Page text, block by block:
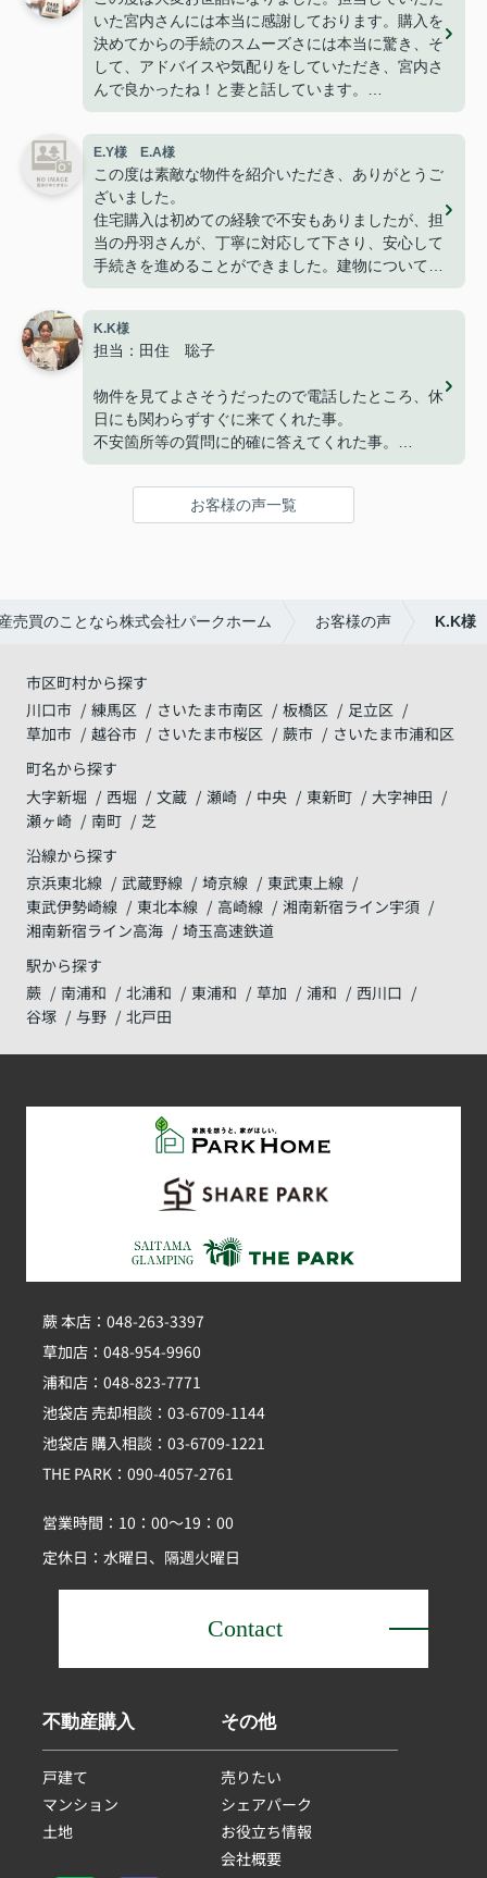
いた宮内さんには本当に感謝しております。購入を
決めてからの手続のスムーズさには本当に驚き、そ
して、アドバイスや気配りをしていただき、宮内さ
んで良かったね！と妻と話しています。
今は無事に引越しも終わり、快適に過ごせて楽しく
暮らせております。
こうして、なにもトラブルや問題も無くここまで家
探しが出来た事はパークホームさんのおかげだと思
っております。
ありがとうございました。
E.Y様 E.A様
この度は素敵な物件を紹介いただき、ありがとうご
ざいました。
住宅購入は初めての経験で不安もありましたが、担
当の丹羽さんが、丁寧に対応して下さり、安心して
手続きを進めることができました。建物についても
満足しており、家族で新しい生活を始めることを楽
しみにしています。
改めて、ありがとうございました。
K.K様
担当：田住 聡子
物件を見てよさそうだったので電話したところ、休
日にも関わらずすぐに来てくれた事。
不安箇所等の質問に的確に答えてくれた事。
仮契約の電子承認につまづいたが、代替手段で進め
てくれた事。
いずれも迅速な対応で助かりました。
お客様の声一覧
売買のことなら株式会社パークホーム お客様の声 K.K様
市区町村から探す
川口市
練馬区 さいたま市南区 板橋区
足立区
草加市
越谷市 さいたま市桜区 蕨市
さいたま市浦和区
町名から探す
大字新堀
西堀 文蔵 瀬崎 中央 東新町
大字神田
瀬ヶ崎
南町
芝
沿線から探す
京浜東北線
武蔵野線 埼京線
東武東上線
東武伊勢崎線
東北本線 高崎線
湘南新宿ライン宇須
湘南新宿ライン高海
埼玉高速鉄道
駅から探す
蕨
南浦和 北浦和 東浦和 草加 浦和
西川口
谷塚
与野 北戸田
蕨 本店：048-263-3397
草加店：048-954-9960
浦和店：048-823-7771
池袋店 売却相談：03-6709-1144
池袋店 購入相談：03-6709-1221
THE PARK：090-4057-2761
営業時間：10：00～19：00
定休日：水曜日、隔週火曜日
Contact
不動産購入
戸建て
マンション
土地
その他
売りたい
シェアパーク
お役立ち情報
会社概要